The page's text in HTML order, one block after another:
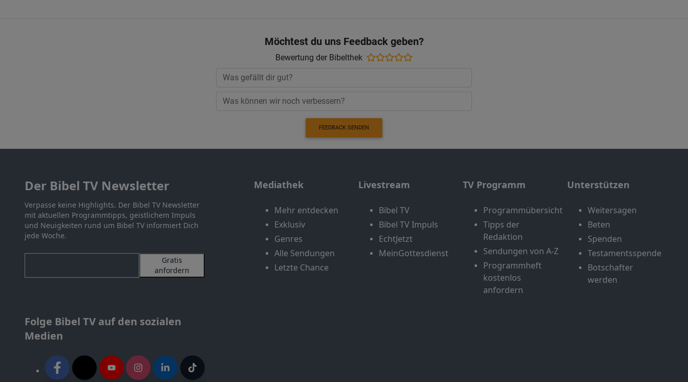
Möchtest du uns Feedback geben?
Bewertung der Bibelthek
FEEDBACK SENDEN
Der Bibel TV Newsletter
Verpasse keine Highlights. Der Bibel TV Newsletter
mit aktuellen Programmtipps, geistlichem Impuls
und Neuigkeiten rund um Bibel TV informiert Dich
jede Woche.
Gratis
anfordern
Folge Bibel TV auf den sozialen
Medien
Mediathek
Mehr entdecken
Exklusiv
Genres
Alle Sendungen
Letzte Chance
Livestream
Bibel TV
Bibel TV Impuls
EchtJetzt
MeinGottesdienst
TV Programm
Programmübersicht
Tipps der
Redaktion
Sendungen von A-Z
Programmheft
kostenlos
anfordern
Unterstützen
Weitersagen
Beten
Spenden
Testamentsspende
Botschafter
werden